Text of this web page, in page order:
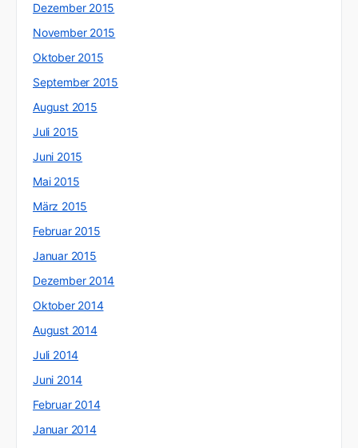
Dezember 2015
November 2015
Oktober 2015
September 2015
August 2015
Juli 2015
Juni 2015
Mai 2015
März 2015
Februar 2015
Januar 2015
Dezember 2014
Oktober 2014
August 2014
Juli 2014
Juni 2014
Februar 2014
Januar 2014